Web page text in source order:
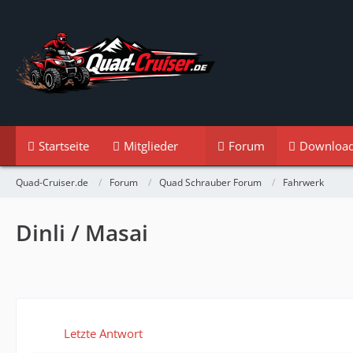
Startseite Mitglieder Forum
Quad-Cruiser.de Forum Quad Schrauber Forum Fahrwerk
Dinli / Masai
Letzte Antwort